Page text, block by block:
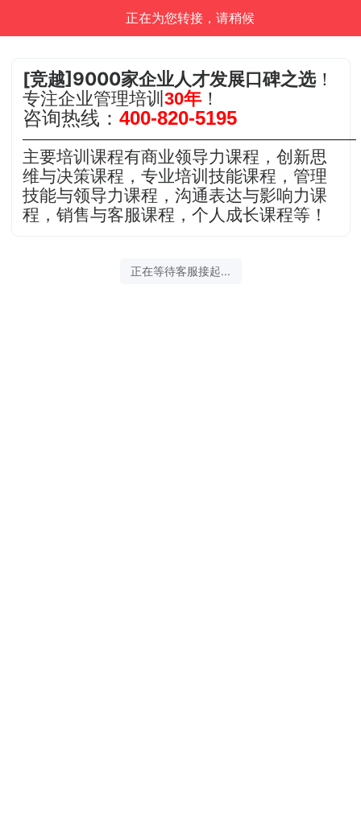
正在为您转接，请稍候
[竞越]9000家企业人才发展口碑之选！
专注企业管理培训30年 ！
咨询热线：400-820-5195
———————————————————————
主要培训课程有商业领导力课程，创新思
维与决策课程，专业培训技能课程，管理
技能与领导力课程，沟通表达与影响力课
程，销售与客服课程，个人成长课程等！
正在等待客服接起...